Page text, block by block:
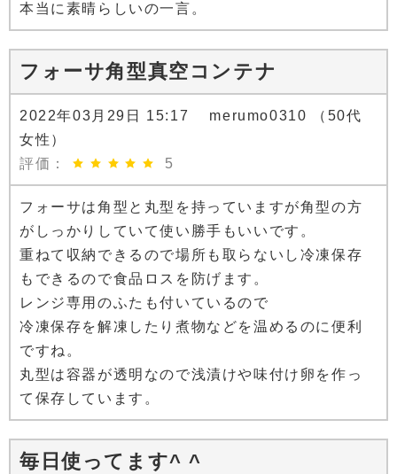
本当に素晴らしいの一言。
フォーサ角型真空コンテナ
2022年03月29日 15:17 merumo0310 （50代
女性）
評価：
5
フォーサは角型と丸型を持っていますが角型の方
がしっかりしていて使い勝手もいいです。
重ねて収納できるので場所も取らないし冷凍保存
もできるので食品ロスを防げます。
レンジ専用のふたも付いているので
冷凍保存を解凍したり煮物などを温めるのに便利
ですね。
丸型は容器が透明なので浅漬けや味付け卵を作っ
て保存しています。
毎日使ってます^ ^